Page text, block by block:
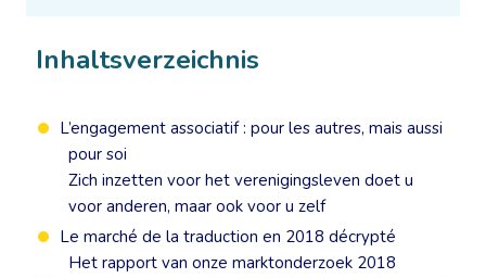
Inhaltsverzeichnis
L’engagement associatif : pour les autres, mais aussi
pour soi
Zich inzetten voor het verenigingsleven doet u
voor anderen, maar ook voor u zelf
Le marché de la traduction en 2018 décrypté
Het rapport van onze marktonderzoek 2018